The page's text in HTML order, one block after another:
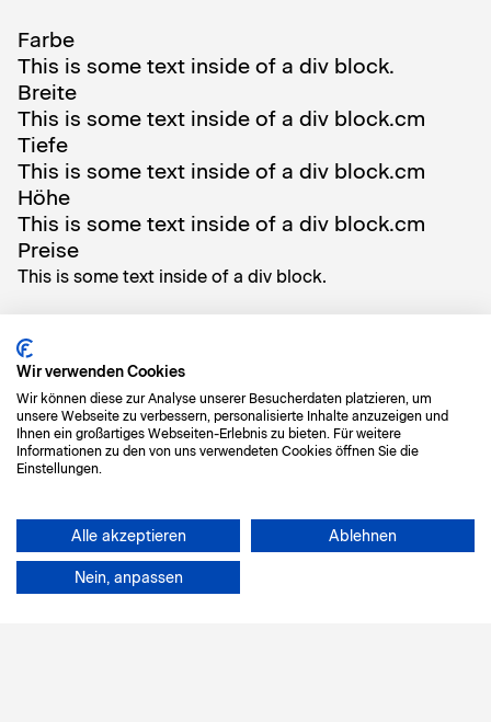
Farbe
This is some text inside of a div block.
Breite
This is some text inside of a div block.cm
Tiefe
This is some text inside of a div block.cm
Höhe
This is some text inside of a div block.cm
Preise
This is some text inside of a div block.
Weitere Produktinformationen
This is some text inside of a div block.
Merkliste hinzufügen
Wir verwenden Cookies
Wir können diese zur Analyse unserer Besucherdaten platzieren, um
unsere Webseite zu verbessern, personalisierte Inhalte anzuzeigen und
Ihnen ein großartiges Webseiten-Erlebnis zu bieten. Für weitere
Informationen zu den von uns verwendeten Cookies öffnen Sie die
Einstellungen.
Alle akzeptieren Ablehnen
Nein, anpassen